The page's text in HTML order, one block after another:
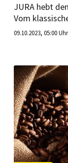
JURA hebt
Vom
Brew – die
09.10.2023, 05:00 Uhr